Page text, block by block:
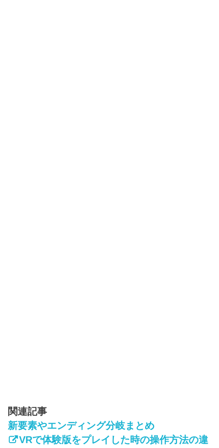
関連記事
新要素やエンディング分岐まとめ
VRで体験版をプレイした時の操作方法の違